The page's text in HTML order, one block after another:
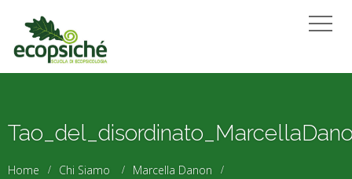
Home Chi Siamo
Marcella Danon